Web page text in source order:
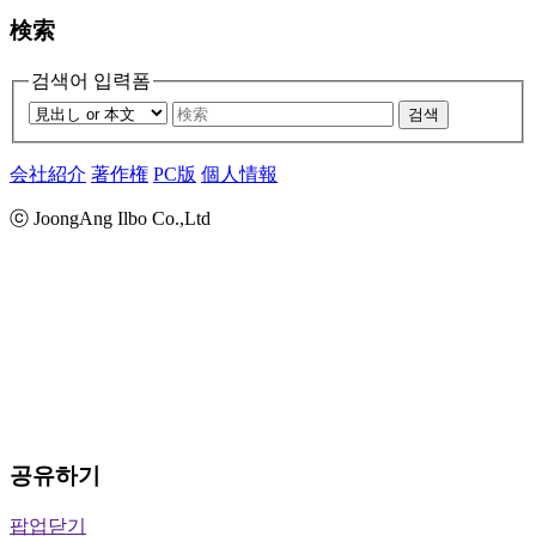
検索
검색어 입력폼
검색
会社紹介 著作権 PC版 個人情報
ⓒ JoongAng Ilbo Co.,Ltd
공유하기
팝업닫기